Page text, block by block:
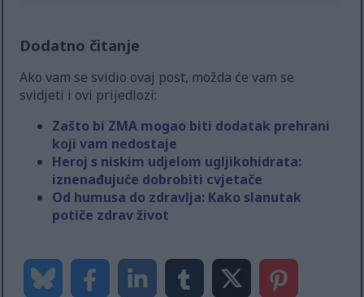
Dodatno čitanje
Ako vam se svidio ovaj post, možda će vam se
svidjeti i ovi prijedlozi:
Zašto bi ZMA mogao biti dodatak prehrani
koji vam nedostaje
Heroj s niskim udjelom ugljikohidrata:
iznenađujuće dobrobiti cvjetače
Od humusa do zdravlja: Kako slanutak
potiče zdrav život